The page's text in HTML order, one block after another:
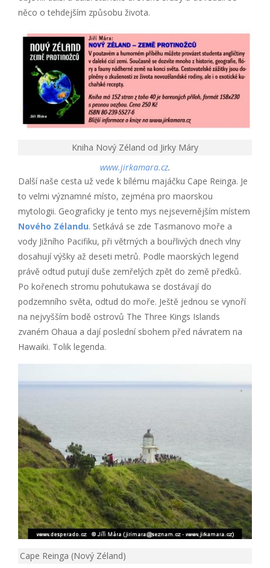
něco o tehdejším způsobu života.
Kniha Nový Zéland od Jirky Máry
www.jirkamara.cz.
Další naše cesta už vede k bílému majáčku Cape Reinga. Je
to velmi významné místo, zejména pro maorskou
mytologii. Geograficky je tento mys nejsevernějším místem
Nového Zélandu. Setkává se zde Tasmanovo moře a
vody Jižního Pacifiku, při větrných a bouřlivých dnech vlny
dosahují výšky až deseti metrů. Podle maorských legend
právě odtud putují duše zemřelých zpět do země předků.
Po kořenech stromu pohutukawa se dostávají do
podzemního světa, odtud do moře. Ještě jednou se vynoří
na nejvyšším bodě ostrovů The Three Kings Islands
zvaném Ohaua a dají poslední sbohem před návratem na
Hawaiki. Tolik legenda.
Cape Reinga (Nový Zéland)